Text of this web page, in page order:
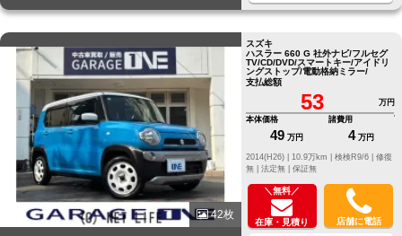
42枚
スズキ
ハスラー 660 G 社外ナビ/フルセグ
TV/CD/DVD/スマートキー/アイドリ
ングストップ/電動格納ミラー/
支払総額
53
万円
本体価格
49 万円
諸費用
4 万円
修復
無 | 法定無 | 保証無
＼無料／
在庫・見積り 店舗に電話